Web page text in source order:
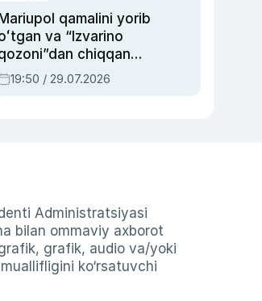
Mariupol qamalini yorib
va “Izvarino
chiqqan
— Ukraina
armiyasi bosh
19:50 / 29.07.2026
Administratsiyasi
bilan ommaviy axborot
grafik, audio va/yoki
ko‘rsatuvchi